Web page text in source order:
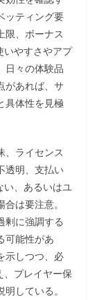
ッティング要
限、ボーナス
いやすさやアプ
日々の体験品
があれば、サ
具体性を見極
、ライセンス
透明、支払い
い、あるいはユ
は要注意。
剰に強調する
可能性があ
示しつつ、必
、プレイヤー保
している。